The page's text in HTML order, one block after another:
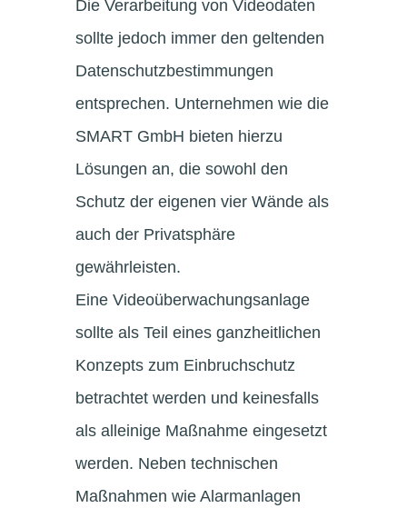
Die Verarbeitung von Videodaten
sollte jedoch immer den geltenden
Datenschutzbestimmungen
entsprechen. Unternehmen wie die
SMART GmbH bieten hierzu
Lösungen an, die sowohl den
Schutz der eigenen vier Wände als
auch der Privatsphäre
gewährleisten.
Eine Videoüberwachungsanlage
sollte als Teil eines ganzheitlichen
Konzepts zum Einbruchschutz
betrachtet werden und keinesfalls
als alleinige Maßnahme eingesetzt
werden. Neben technischen
Maßnahmen wie Alarmanlagen